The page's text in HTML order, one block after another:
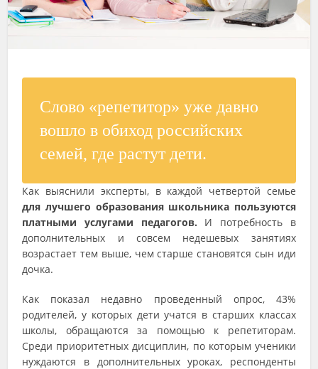
Слово «репетитор» уже давно
вошло в обиход российских
семей, где растут дети.
Как выяснили эксперты, в каждой четвертой семье
для лучшего образования школьника пользуются
платными услугами педагогов. И потребность в
дополнительных и совсем недешевых занятиях
возрастает тем выше, чем старше становятся сын иди
дочка.
Как показал недавно проведенный опрос, 43%
родителей, у которых дети учатся в старших классах
школы, обращаются за помощью к репетиторам.
Среди приоритетных дисциплин, по которым ученики
нуждаются в дополнительных уроках, респонденты